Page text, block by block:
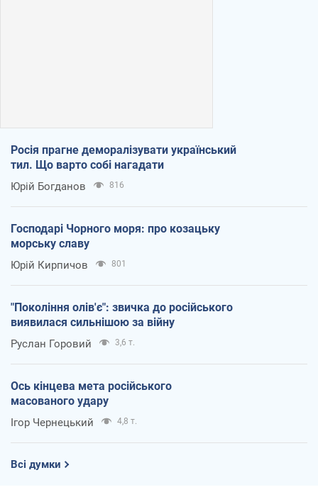
Росія прагне деморалізувати український
тил. Що варто собі нагадати
Юрій Богданов 816
Господарі Чорного моря: про козацьку
морську славу
Юрій Кирпичов 801
"Покоління олів'є": звичка до російського
виявилася сильнішою за війну
Руслан Горовий 3,6 т.
Ось кінцева мета російського
масованого удару
Ігор Чернецький 4,8 т.
Всі думки